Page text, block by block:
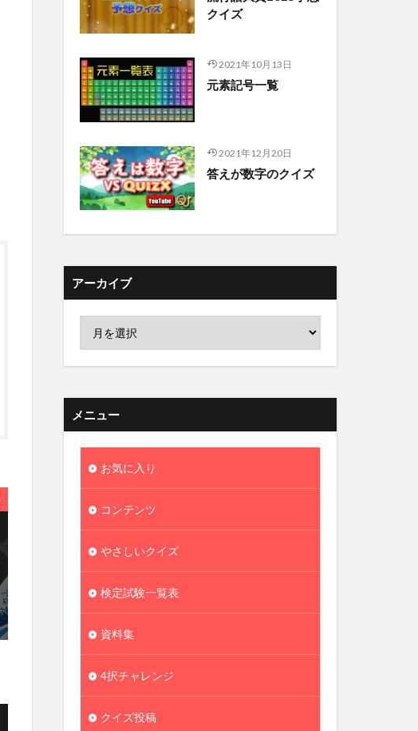
クイズ
2021年10月13日
元素記号一覧
2021年12月20日
答えが数字のクイズ
アーカイブ
メニュー
お気に入り
コンテンツ
やさしいクイズ
検定試験一覧表
資料集
4択チャレンジ
クイズ投稿